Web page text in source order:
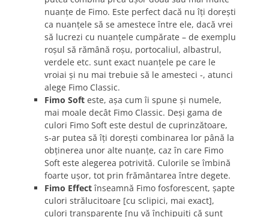
nuanţe de Fimo. Este perfect dacă nu îţi doreşti
ca nuanţele să se amestece între ele, dacă vrei
să lucrezi cu nuanţele cumpărate – de exemplu
roşul să rămână roşu, portocaliul, albastrul,
verdele etc. sunt exact nuanţele pe care le
vroiai şi nu mai trebuie să le amesteci -, atunci
alege Fimo Classic.
Fimo Soft este, aşa cum îi spune şi numele,
mai moale decât Fimo Classic. Deşi gama de
culori Fimo Soft este destul de cuprinzătoare,
s-ar putea să îţi doreşti combinarea lor până la
obţinerea unor alte nuanţe, caz în care Fimo
Soft este alegerea potrivită. Culorile se îmbină
foarte uşor, tot prin frământarea între degete.
Fimo Effectînseamnă Fimo fosforescent, şapte
culori strălucitoare [cu sclipici, mai exact],
culori transparente [nu vă închipuiţi că sunt